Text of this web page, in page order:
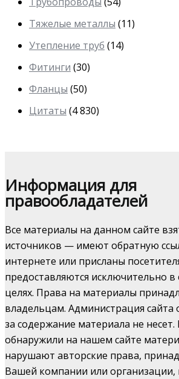
Тяжелые металлы (11)
Утепление труб (14)
Фитинги (30)
Фланцы (50)
Цитаты (4 830)
Информация для
правообладателей
Все материалы на данном сайте
источников — имеют обратную
интернете или присланы
предоставляются исключительно
целях. Права на материалы
владельцам. Администрация сайта
за содержание материала не несет.
обнаружили на нашем сайте
нарушают авторские права,
Вашей компании или организации,